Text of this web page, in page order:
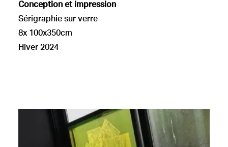
Conception et impression
Sérigraphie sur verre
8x 100x350cm
Hiver 2024